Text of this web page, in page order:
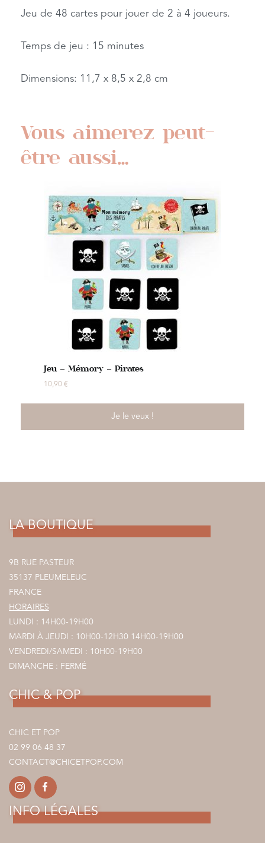
Jeu de 48 cartes pour jouer de 2 à 4 joueurs.
Temps de jeu : 15 minutes
Dimensions: 11,7 x 8,5 x 2,8 cm
Vous aimerez peut-
être aussi…
Jeu – Mémory – Pirates
10,90 €
Je le veux !
LA BOUTIQUE
9B RUE PASTEUR
35137 PLEUMELEUC
FRANCE
HORAIRES
LUNDI : 14H00-19H00
MARDI À JEUDI : 10H00-12H30 14H00-19H00
VENDREDI/SAMEDI : 10H00-19H00
DIMANCHE : FERMÉ
CHIC & POP
CHIC ET POP
02 99 06 48 37
CONTACT@CHICETPOP.COM
INFO LÉGALES